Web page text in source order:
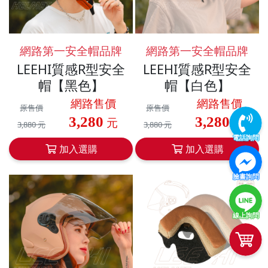
網路第一安全帽品牌
LEEHI質感R型安全
帽【黑色】
原售價
3,880 元
網路售價
3,280 元
加入選購
網路第一安全帽品牌
LEEHI質感R型安全
帽【白色】
原售價
3,880 元
網路售價
3,280元
加入選購
電話詢問
臉書詢問
線上詢問